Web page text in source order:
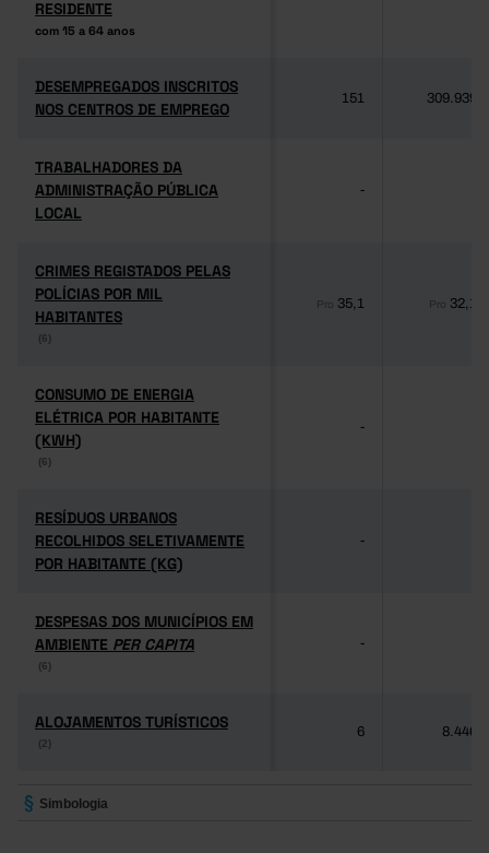
RESIDENTE
com 15 a 64 anos
RESIDENTE
com 15 a 64 anos
DESEMPREGADOS INSCRITOS
NOS CENTROS DE EMPREGO
DESEMPREGADOS INSCRITOS
NOS CENTROS DE EMPREGO
151 309.939
TRABALHADORES DA
ADMINISTRAÇÃO PÚBLICA
LOCAL
TRABALHADORES DA
ADMINISTRAÇÃO PÚBLICA
LOCAL
-
CRIMES REGISTADOS PELAS
POLÍCIAS POR MIL
HABITANTES
(6)
CRIMES REGISTADOS PELAS
POLÍCIAS POR MIL
HABITANTES
(6)
Pro 35,1 Pro 32,1
CONSUMO DE ENERGIA
ELÉTRICA POR HABITANTE
(KWH)
(6)
CONSUMO DE ENERGIA
ELÉTRICA POR HABITANTE
(KWH)
(6)
-
RESÍDUOS URBANOS
RECOLHIDOS SELETIVAMENTE
POR HABITANTE (KG)
RESÍDUOS URBANOS
RECOLHIDOS SELETIVAMENTE
POR HABITANTE (KG)
-
DESPESAS DOS MUNICÍPIOS EM
AMBIENTE PER CAPITA
(6)
DESPESAS DOS MUNICÍPIOS EM
AMBIENTE PER CAPITA
(6)
-
ALOJAMENTOS TURÍSTICOS
(2)
ALOJAMENTOS TURÍSTICOS
(2)
6 8.446
Simbologia